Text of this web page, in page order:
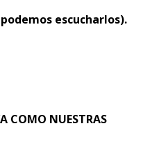
escucharlos).
COMO NUESTRAS